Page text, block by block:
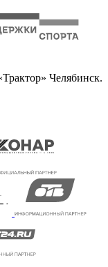
Челябинск.